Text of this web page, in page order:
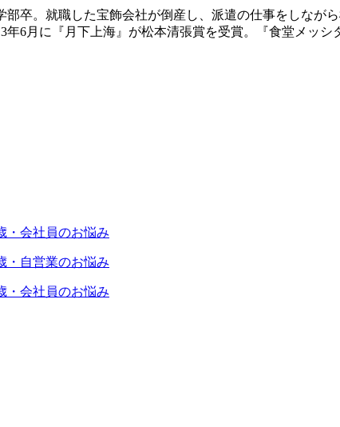
部卒。就職した宝飾会社が倒産し、派遣の仕事をしな
年6月に『月下上海』が松本清張賞を受賞。『食堂メッ
・会社員のお悩み
・自営業のお悩み
・会社員のお悩み